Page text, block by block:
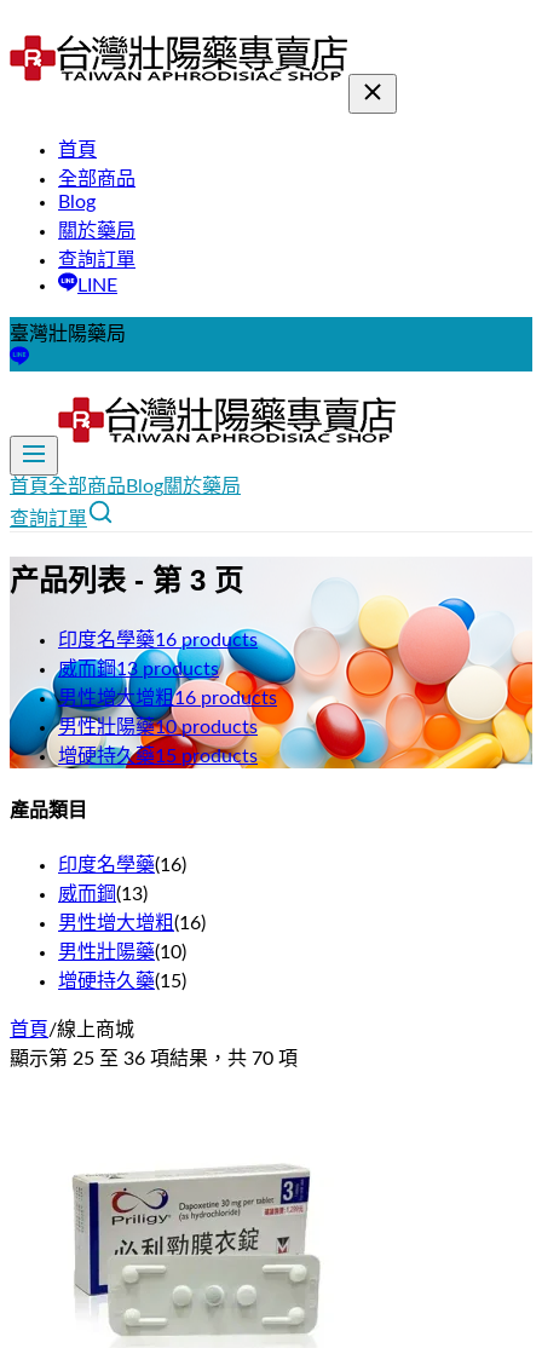
首頁
全部商品
Blog
關於藥局
查詢訂單
LINE
臺灣壯陽藥局
首頁全部商品 Blog關於藥局
查詢訂單
产品列表 - 第 3 页
印度名學藥16 products
威而鋼13 products
男性增大增粗16 products
男性壯陽藥10products
增硬持久藥15 products
產品類目
印度名學藥(16)
威而鋼(13)
男性增大增粗(16)
男性壯陽藥(10)
增硬持久藥(15)
首頁/線上商城
顯示第 25 至 36 項結果，共 70 項